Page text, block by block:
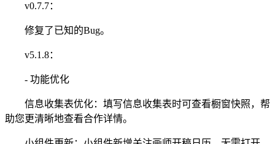
v0.7.7：
修复了已知的Bug。
v5.1.8：
- 功能优化
信息收集表优化：填写信息收集表时可查看橱窗快照，帮
助您更清晰地查看合作详情。